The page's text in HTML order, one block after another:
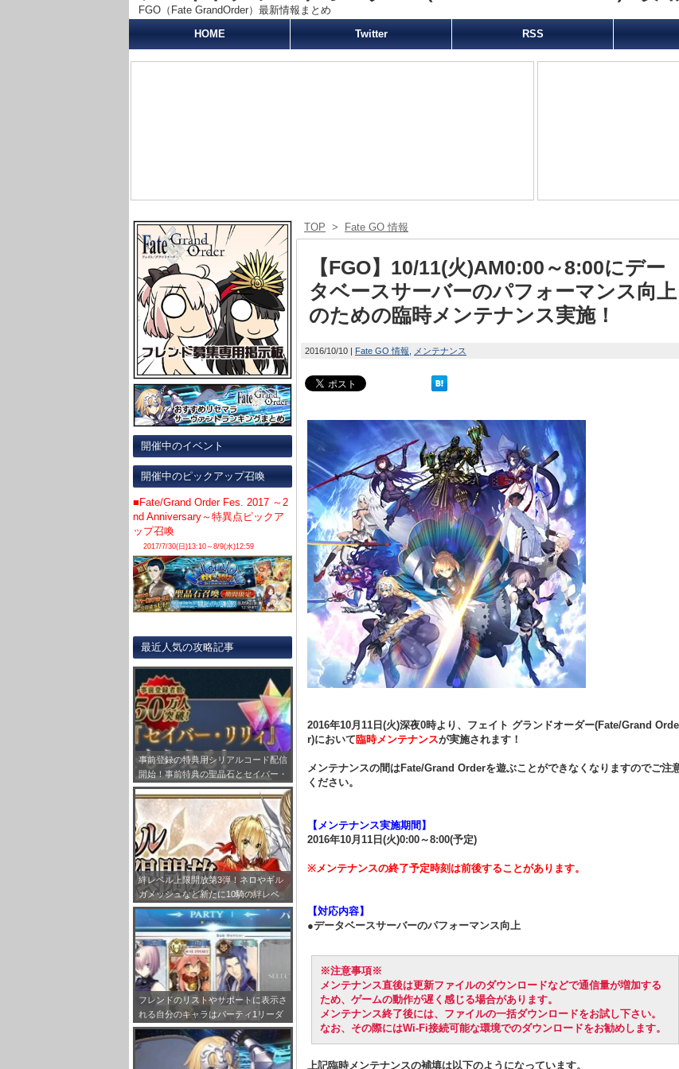
FGO（Fate GrandOrder）最新情報まとめ
HOME
Twitter RSS
開催中のイベント
開催中のピックアップ召喚
■Fate/Grand Order Fes. 2017 ～2
nd Anniversary～特異点ピックア
ップ召喚
2017/7/30(日)13:10～8/9(水)12:59
最近人気の攻略記事
事前登録の特典用シリアルコード配信
開始！事前特典の聖晶石とセイバー・
リリィの受け取り方法をまとめてみ
た！
絆レベル上限開放第3弾！ネロやギル
ガメッシュなど新たに10騎の絆レベ
ルが最大Lv.10まで開放!!
フレンドのリストやサポートに表示さ
れる自分のキャラはパーティ1リーダ
ーで固定だぞ！
TOP > Fate GO 情報
【FGO】10/11(火)AM0:00～8:00にデー
タベースサーバーのパフォーマンス向上
のための臨時メンテナンス実施！
2016/10/10 Fate GO 情報 メンテナンス
2016年10月11日(火)深夜0時より、フェイト グランドオーダー(Fate/Grand Orde
r)において臨時メンテナンスが実施されます！
メンテナンスの間はFate/Grand Orderを遊ぶことができなくなりますのでご注
ください。
【メンテナンス実施期間】
2016年10月11日(火)0:00～8:00(予定)
※メンテナンスの終了予定時刻は前後することがあります。
【対応内容】
●データベースサーバーのパフォーマンス向上
※注意事項※
メンテナンス直後は更新ファイルのダウンロードなどで通信量が増加する
ため、ゲームの動作が遅く感じる場合があります。
メンテナンス終了後には、ファイルの一括ダウンロードをお試し下さい。
なお、その際にはWi-Fi接続可能な環境でのダウンロードをお勧めします。
上記臨時メンテナンスの補填は以下のようになっています。